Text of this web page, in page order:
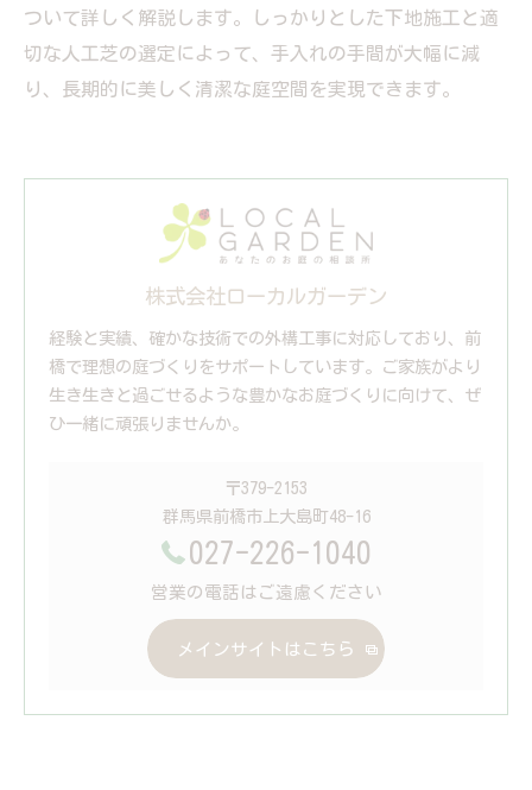
ついて詳しく解説します。しっかりとした下地施工と適
切な人工芝の選定によって、手入れの手間が大幅に減
り、長期的に美しく清潔な庭空間を実現できます。
株式会社ローカルガーデン
経験と実績、確かな技術での外構工事に対応しており、前
橋で理想の庭づくりをサポートしています。ご家族がより
生き生きと過ごせるような豊かなお庭づくりに向けて、ぜ
ひ一緒に頑張りませんか。
〒379-2153
群馬県前橋市上大島町48-16
027-226-1040
営業の電話はご遠慮ください
メインサイトはこちら